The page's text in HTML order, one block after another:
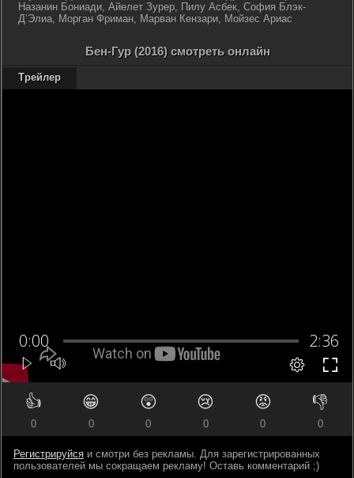
Назанин Бониади, Айелет Зурер, Пилу Асбек, София Блэк-
Д’Элиа, Морган Фриман, Марван Кензари, Мойзес Ариас
Бен-Гур (2016) смотреть онлайн
Трейлер
👍
0
😁
0
😲
0
😢
0
😡
0
👎
0
Регистрируйся и смотри без рекламы. Для зарегистрированных
пользователей мы сокращаем рекламу! Оставь комментарий ;)